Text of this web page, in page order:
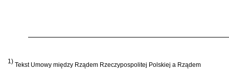
1) Tekst Umowy między Rządem Rzeczypospolitej Polskiej a Rządem